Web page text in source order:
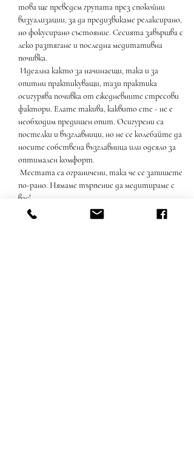
това ще преведем групата през спокойни
визуализации, за да предизвикаме релаксирано,
но фокусирано състояние. Сесията завършва с
леко разтягане и последна медитативна
почивка.
опитни практикуващи, тази практика
осигурява почивка от ежедневните стресови
фактори. Елате такива, каквито сте - не е
необходим предишен опит. Осигурени са
постелки и възглавници, но не се колебайте да
носите собствена възглавница или одеяло за
оптимален комфорт.
по-рано. Нямаме търпение да медитираме с
вас!
Подробности за сесията: